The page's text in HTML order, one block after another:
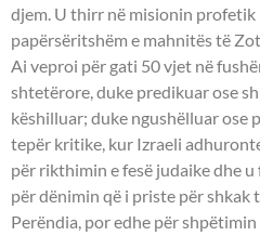
djem. U thirr në misionin profetik
papërsëritshëm e mahnitës të
Ai veproi për gati 50 vjet në
shtetërore, duke predikuar ose
këshilluar; duke ngushëlluar ose
tepër kritike, kur Izraeli
për rikthimin e fesë judaike dhe
për dënimin që i priste për shkak
Perëndia, por edhe për